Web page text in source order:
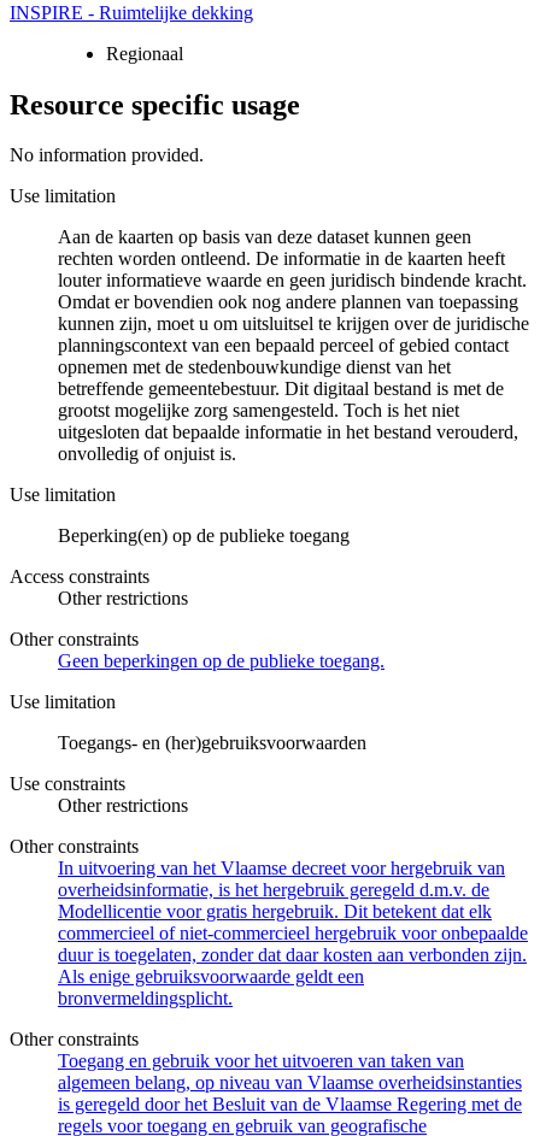
INSPIRE - Ruimtelijke dekking
Regionaal
Resource specific usage
No information provided.
Use limitation
Aan de kaarten op basis van deze dataset kunnen geen
rechten worden ontleend. De informatie in de kaarten heeft
louter informatieve waarde en geen juridisch bindende kracht.
Omdat er bovendien ook nog andere plannen van toepassing
kunnen zijn, moet u om uitsluitsel te krijgen over de juridische
planningscontext van een bepaald perceel of gebied contact
opnemen met de stedenbouwkundige dienst van het
betreffende gemeentebestuur. Dit digitaal bestand is met de
grootst mogelijke zorg samengesteld. Toch is het niet
uitgesloten dat bepaalde informatie in het bestand verouderd,
onvolledig of onjuist is.
Use limitation
Beperking(en) op de publieke toegang
Access constraints
Other restrictions
Other constraints
Geen beperkingen op de publieke toegang.
Use limitation
Toegangs- en (her)gebruiksvoorwaarden
Use constraints
Other restrictions
Other constraints
In uitvoering van het Vlaamse decreet voor hergebruik van
overheidsinformatie, is het hergebruik geregeld d.m.v. de
Modellicentie voor gratis hergebruik. Dit betekent dat elk
commercieel of niet-commercieel hergebruik voor onbepaalde
duur is toegelaten, zonder dat daar kosten aan verbonden zijn.
Als enige gebruiksvoorwaarde geldt een
bronvermeldingsplicht.
Other constraints
Toegang en gebruik voor het uitvoeren van taken van
algemeen belang, op niveau van Vlaamse overheidsinstanties
is geregeld door het Besluit van de Vlaamse Regering met de
regels voor toegang en gebruik van geografische